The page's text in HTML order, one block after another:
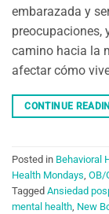
embarazada y
preocupaciones,
camino hacia la
afectar cómo
CONTINUE
Posted in Behavioral
Health Mondays, OB/
Tagged Ansiedad
mental health, New